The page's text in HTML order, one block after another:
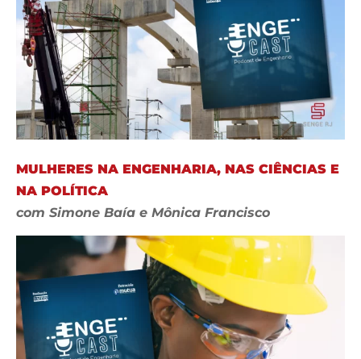
MULHERES NA ENGENHARIA, NAS CIÊNCIAS E
NA POLÍTICA
com Simone Baía e Mônica Francisco